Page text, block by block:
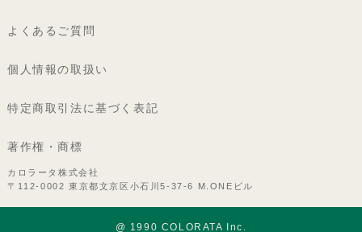
よくあるご質問
個人情報の取扱い
特定商取引法に基づく表記
著作権・商標
カロラータ株式会社
〒112-0002 東京都文京区小石川5-37-6 M.ONEビル
@ 1990 COLORATA Inc.